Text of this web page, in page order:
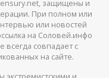
защищены и
При полном или
или новостей
на Соловей.инфо
всегда совпадает с
на сайте.